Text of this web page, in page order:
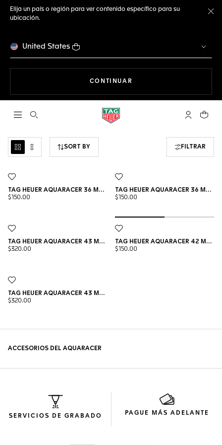
Elija un país o región para ver contenido específico para su
ubicación.
United States
CONTINUAR
Abrir el menú de búsqueda Cuenta Mi
Su
SERVICIOS DE GRABADO PAGUE MÁS ADELANTE